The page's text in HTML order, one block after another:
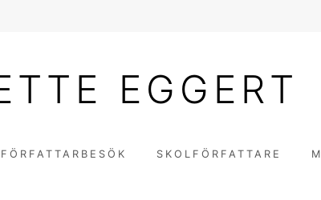
EGGERT
FÖRFATTARBESÖK SKOLFÖRFATTARE